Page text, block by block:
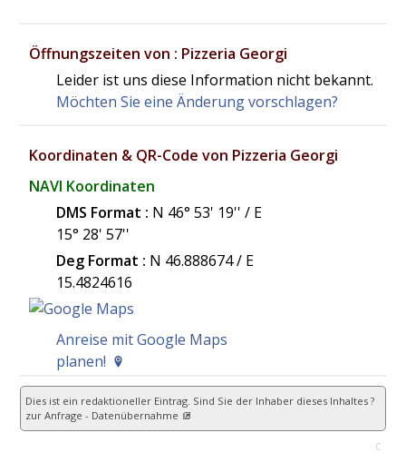
Öffnungszeiten von : Pizzeria Georgi
Leider ist uns diese Information nicht bekannt.
Möchten Sie eine Änderung vorschlagen?
Koordinaten & QR-Code von Pizzeria Georgi
NAVI Koordinaten
DMS Format : N 46° 53' 19'' / E
15° 28' 57''
Deg Format : N 46.888674/ E
15.4824616
Anreise mit Google Maps
planen!
Dies ist ein redaktioneller Eintrag. Sind Sie der Inhaber dieses Inhaltes ?
zur Anfrage - Datenübernahme
C